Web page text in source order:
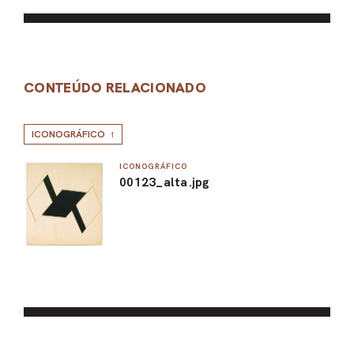
CONTEÚDO RELACIONADO
ICONOGRÁFICO 1
ICONOGRÁFICO
00123_alta.jpg